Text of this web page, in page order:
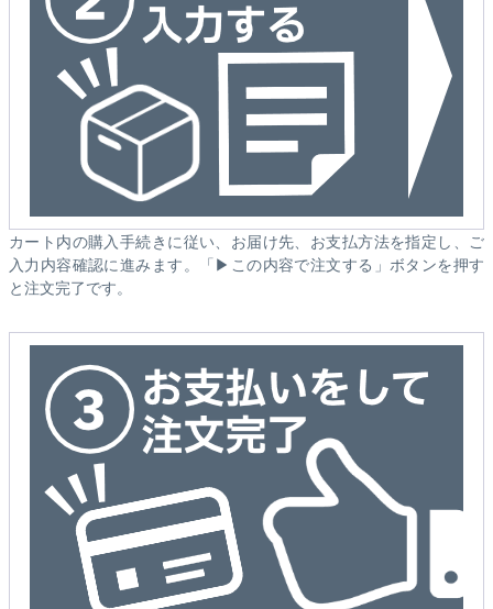
カート内の購入手続きに従い、お届け先、お支払方法を指定し、ご
入力内容確認に進みます。「▶この内容で注文する」ボタンを押す
と注文完了です。